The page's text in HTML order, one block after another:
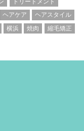
ヘアケア
ヘアスタイル
横浜 焼肉
縮毛矯正